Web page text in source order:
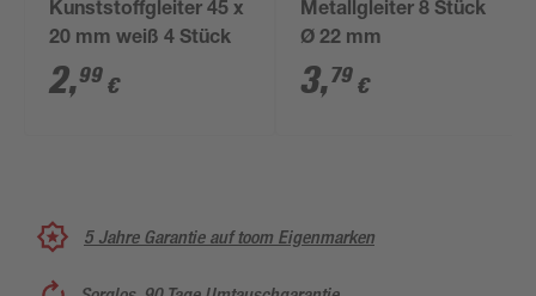
Kunststoffgleiter 45 x
20 mm weiß 4 Stück
2,99 €
Metallgleiter 8 Stück
Ø 22 mm
3,79 €
5 Jahre Garantie auf toom Eigenmarken